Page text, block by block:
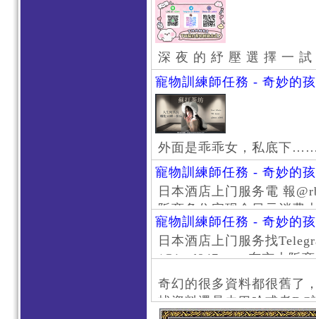
深 夜 的 紓 壓 選 擇 一
寵物訓練師任務 - 奇妙的
外面是乖乖女，私底下
寵物訓練師任務 - 奇妙的
日本酒店上门服务電 報
阪商务住宅现金日元消费
京风俗 #大阪风俗 #东京
上门服务新宿风俗 #梅田
#日本萝莉 #大阪萝莉 #日
寵物訓練師任務 - 奇妙的
日本酒店上门服务找
/@jptd847utpp 东京大阪
京旅游 #大阪旅游 #东京
东京上门服务 #大阪上门
心斋桥风俗 #日本女孩 #
奇幻的很多資料都很舊了
找資料還是去巴哈或者